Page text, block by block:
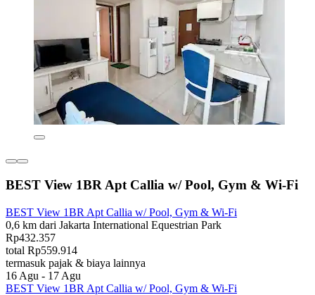
BEST View 1BR Apt Callia w/ Pool, Gym & Wi-Fi
BEST View 1BR Apt Callia w/ Pool, Gym & Wi-Fi
0,6 km dari Jakarta International Equestrian Park
Rp432.357
total Rp559.914
termasuk pajak & biaya lainnya
16 Agu - 17 Agu
BEST View 1BR Apt Callia w/ Pool, Gym & Wi-Fi